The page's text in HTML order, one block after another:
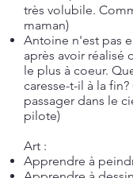
très volubile.
maman)
Antoine n'est pas
après avoir réalisé
le plus à coeur.
caresse-t-il à la
passager dans le
pilote)
Art :
Apprendre à